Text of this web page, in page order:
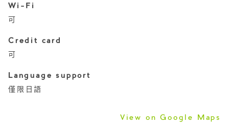
Wi-Fi
可
Credit card
可
Language support
僅限日語
View on Google Maps